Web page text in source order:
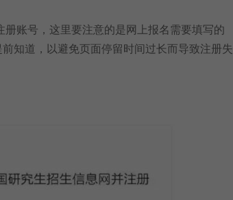
账号，这里要注意的是网上报名需要填写的
知道，以避免页面停留时间过长而导致注册失